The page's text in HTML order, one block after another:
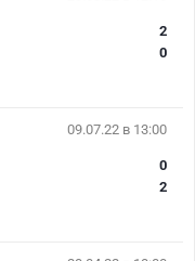
2
0
09.07.22 в 13:00
0
2